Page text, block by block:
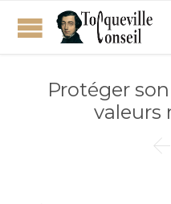
Protéger
valeurs
